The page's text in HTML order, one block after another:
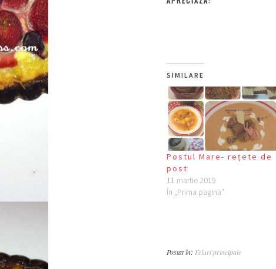
SIMILARE
Postul Mare- rețete de
post
11 martie 2019
În „Prima pagina”
Postat în: Feluri principale